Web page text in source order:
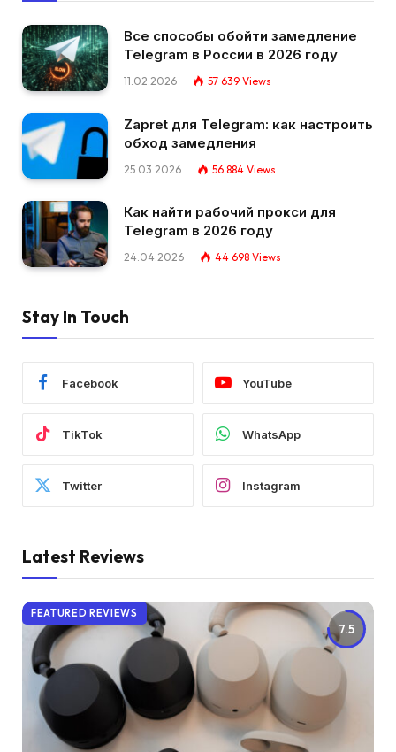
Все способы обойти замедление
Telegram в России в 2026 году
11.02.2026 57 639 Views
Zapret для Telegram: как настроить
обход замедления
25.03.2026 56 884 Views
Как найти рабочий прокси для
Telegram в 2026 году
24.04.2026 44 698 Views
Stay In Touch
Facebook YouTube
TikTok WhatsApp
Twitter Instagram
Latest Reviews
7.5
FEATURED REVIEWS